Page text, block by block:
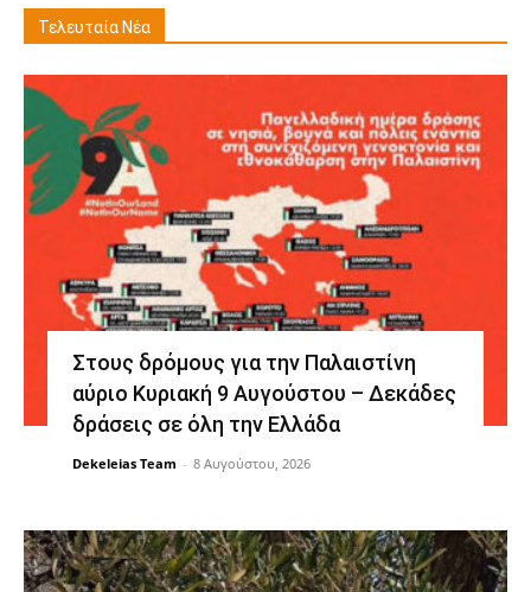
Τελευταία Νέα
Στους δρόμους για την Παλαιστίνη
αύριο Κυριακή 9 Αυγούστου – Δεκάδες
δράσεις σε όλη την Ελλάδα
Dekeleias Team - 8 Αυγούστου, 2026